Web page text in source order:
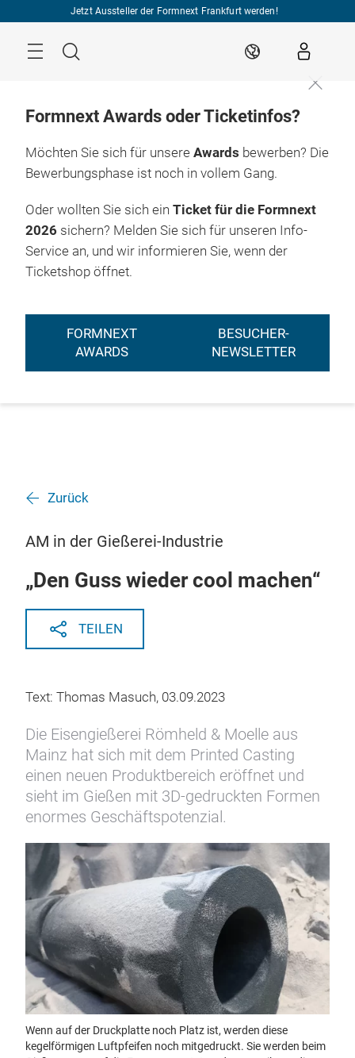
Jetzt Aussteller der Formnext Frankfurt werden!
Suche DE
Formnext Awards oder Ticketinfos?
Möchten Sie sich für unsere Awards bewerben? Die
Bewerbungsphase ist noch in vollem Gang.
Oder wollten Sie sich ein Ticket für die Formnext
2026 sichern? Melden Sie sich für unseren Info-
Service an, und wir informieren Sie, wenn der
Ticketshop öffnet.
FORMNEXT
AWARDS
BESUCHER-
NEWSLETTER
Zurück
AM in der Gießerei-Industrie
„Den Guss wieder cool machen“
TEILEN
Text: Thomas Masuch, 03.09.2023
Die Eisengießerei Römheld & Moelle aus
Mainz hat sich mit dem Printed Casting
einen neuen Produktbereich eröffnet und
sieht im Gießen mit 3D-gedruckten Formen
enormes Geschäftspotenzial.
Wenn auf der Druckplatte noch Platz ist, werden diese
kegelförmigen Luftpfeifen noch mitgedruckt. Sie werden beim